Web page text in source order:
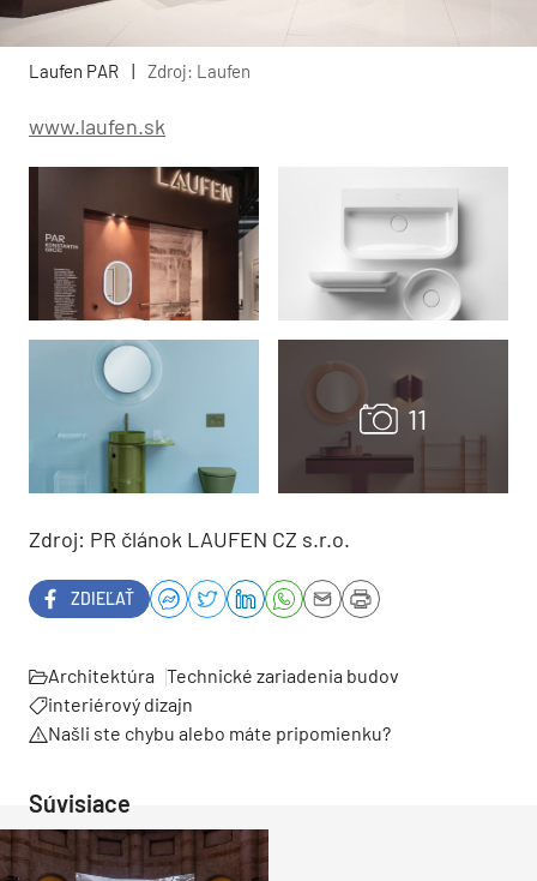
Laufen PAR | Zdroj: Laufen
www.laufen.sk
Zdroj: PR článok LAUFEN CZ s.r.o.
ZDIEĽAŤ
Architektúra Technické zariadenia budov
interiérový dizajn
Našli ste chybu alebo máte pripomienku?
Súvisiace